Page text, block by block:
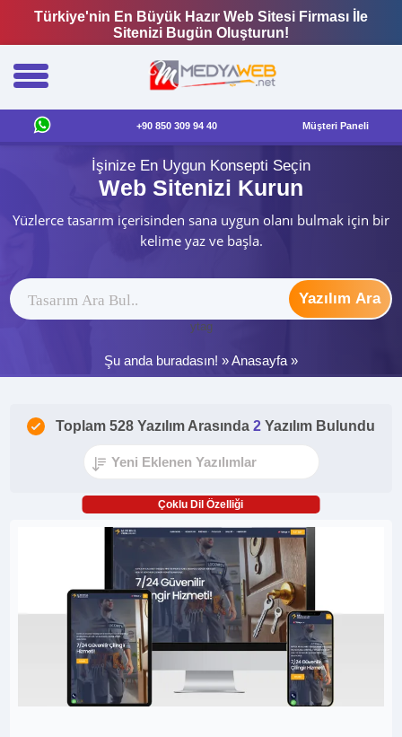
Türkiye'nin En Büyük Hazır Web Sitesi Firması İle
Sitenizi Bugün Oluşturun!
+90 850 309 94 40 Müşteri Paneli
İşinize En Uygun Konsepti Seçin
Web Sitenizi Kurun
Yüzlerce tasarım içerisinden sana uygun olanı bulmak için bir
kelime yaz ve başla.
Yazılım Ara
ytag
Şu anda buradasın! »Anasayfa »
Toplam 528 Yazılım Arasında 2 Yazılım Bulundu
Çoklu Dil Özelliği